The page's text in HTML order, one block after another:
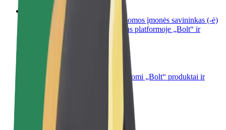
Registruotis kaip automobilių nuomos įmonės savininkas (-ė)
Užregistruokite savo automobilius platformoje „Bolt“ ir
padidinkite pajamas
„Bolt for Business“
Atskirų įmonių poreikiams pritaikomi „Bolt“ produktai ir
paslaugos